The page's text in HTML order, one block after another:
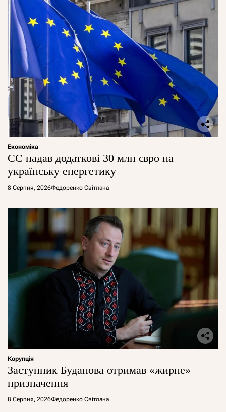
Економіка
ЄС надав додаткові 30 млн євро на
українську енергетику
8 Серпня, 2026Федоренко Світлана
Корупція
Заступник Буданова отримав «жирне»
призначення
8 Серпня, 2026Федоренко Світлана